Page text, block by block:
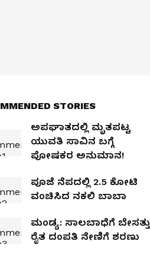
STORIES
ಅಪಘಾತದಲ್ಲಿ ಮೃತಪಟ್ಟ
ಯುವತಿ ಸಾವಿನ ಬಗ್ಗೆ
ಪೋಷಕರ ಅನುಮಾನ!
ಪೂಜೆ ನೆಪದಲ್ಲಿ 2.5 ಕೋಟಿ
ವಂಚಿಸಿದ ನಕಲಿ ಬಾಬಾ
ಮಂಡ್ಯ: ಸಾಲಬಾಧೆಗೆ ಬೇಸತ್ತು
ರೈತ ದಂಪತಿ ನೇಣಿಗೆ ಶರಣು